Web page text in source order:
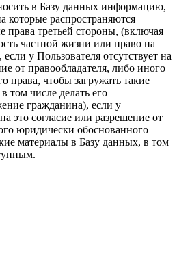
в Базу данных информацию,
распространяются
права третьей стороны, (включая
частной жизни или право на
у Пользователя отсутствует на
от правообладателя, либо иного
права, чтобы загружать такие
том числе делать его
гражданина), если у
это согласие или разрешение от
юридически обоснованного
материалы в Базу данных, в том